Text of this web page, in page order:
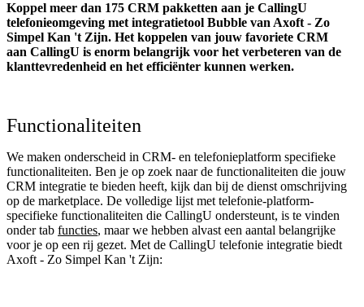
Koppel meer dan 175 CRM pakketten aan je CallingU
telefonieomgeving met integratietool Bubble van Axoft - Zo
Simpel Kan 't Zijn. Het koppelen van jouw favoriete CRM
aan CallingU is enorm belangrijk voor het verbeteren van de
klanttevredenheid en het efficiënter kunnen werken.
Functionaliteiten
We maken onderscheid in CRM- en telefonieplatform specifieke
functionaliteiten. Ben je op zoek naar de functionaliteiten die jouw
CRM integratie te bieden heeft, kijk dan bij de dienst omschrijving
op de marketplace. De volledige lijst met telefonie-platform-
specifieke functionaliteiten die CallingU ondersteunt, is te vinden
onder tab functies, maar we hebben alvast een aantal belangrijke
voor je op een rij gezet. Met de CallingU telefonie integratie biedt
Axoft - Zo Simpel Kan 't Zijn: